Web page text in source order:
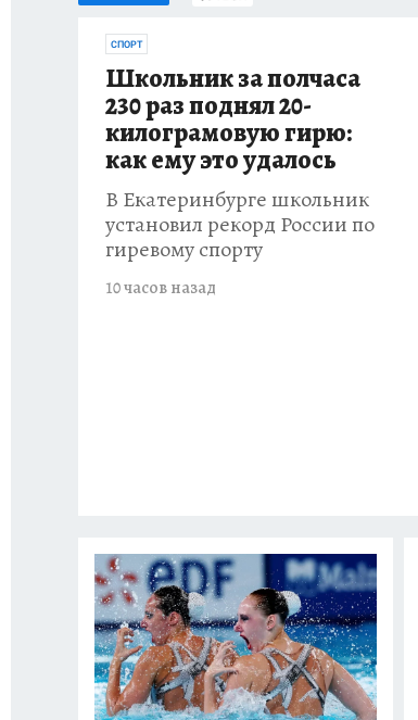
СПОРТ
Школьник за полчаса
230 раз поднял 20-
килограмовую гирю:
как ему это удалось
В Екатеринбурге школьник
установил рекорд России по
гиревому спорту
10 часов назад